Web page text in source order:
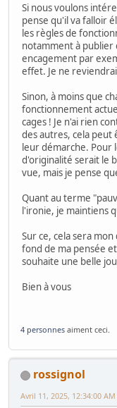
Si nous voulons
pense qu'il va falloir
les règles de
notamment à publier
encagement par
effet. Je ne
Sinon, à moins que
fonctionnement
cages ! Je n'ai rien
des autres, cela peut
leur démarche. Pour
d'originalité serait le
vue, mais je pense
Quant au terme
l'ironie, je maintiens
Sur ce, cela sera
fond de ma pensée
souhaite une belle
Bien à vous
4 personnes aiment ceci.
rossignol
Avril 11, 2025, 12:34:00 AM